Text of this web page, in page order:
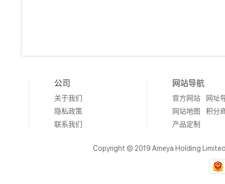
公司
关于我们
隐私政策
联系我们
网站导航
官方网站
网址
网站地图
积分
产品定制
Copyright © 2019 Ameya Holding